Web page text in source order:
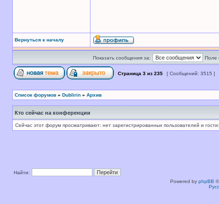
Вернуться к началу
Показать сообщения за: Поле
Страница 3 из 235 [ Сообщений: 3515 ]
Список форумов » Dublirin » Архив
Кто сейчас на конференции
Сейчас этот форум просматривают: нет зарегистрированных пользователей и
Найти:
Powered by phpBB